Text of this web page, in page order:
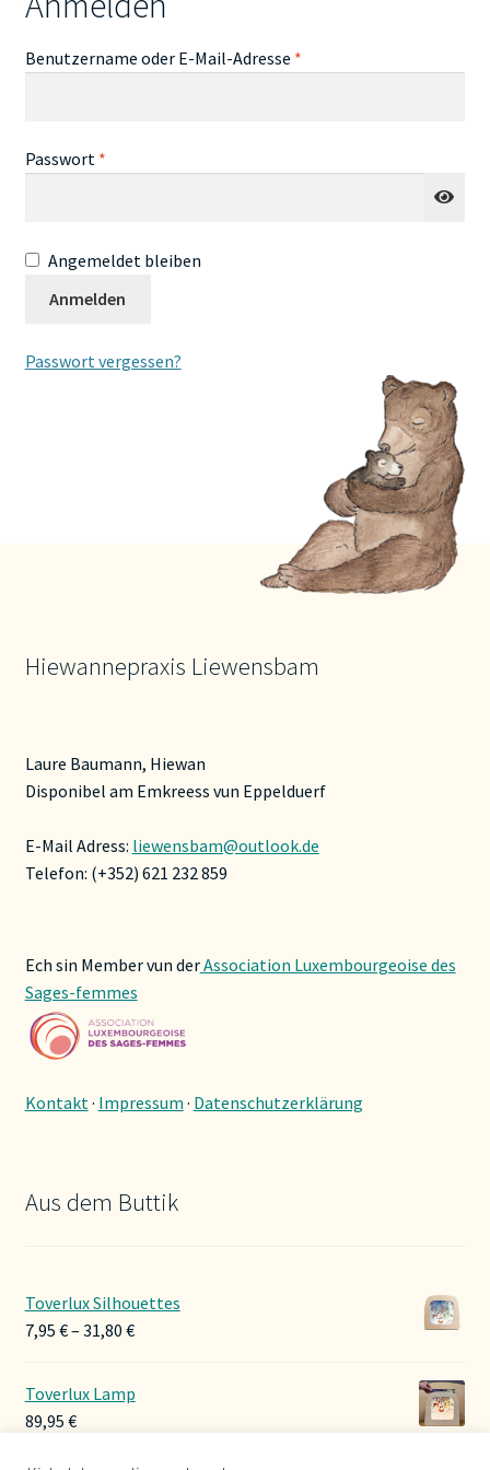
Kontakt
Benutzername oder E-Mail-Adresse *Erforderlich
Passwort *Erforderlich
Angemeldet bleiben
Anmelden
Passwort vergessen?
Hiewannepraxis Liewensbam
Laure Baumann, Hiewan
Disponibel am Emkreess vun Eppelduerf
E-Mail Adress: liewensbam@outlook.de
Telefon: (+352) 621 232 859
Ech sin Member vun derAssociation Luxembourgeoise des
Sages-femmes
Kontakt· Impressum · Datenschutzerklärung
Aus dem Buttik
Toverlux Silhouettes
7,95 €– 31,80 €Preisspanne:
Toverlux Lamp
89,95 €